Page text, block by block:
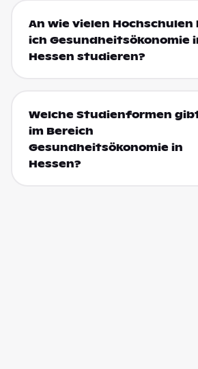
An wie vielen Hochschulen
ich Gesundheitsökonomie
Hessen studieren?
Welche Studienformen
im Bereich
Gesundheitsökonomie in
Hessen?